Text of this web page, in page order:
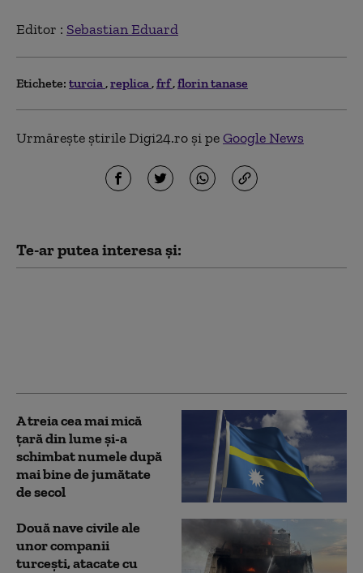
Editor : Sebastian Eduard
Etichete: turcia replica frf florin tanase
Urmărește știrile Digi24.ro și peGoogle News
Te-ar putea interesa și:
A treia cea mai mică
țară din lume și-a
schimbat numele după
mai bine de jumătate
de secol
Două nave civile ale
unor companii
turcești, atacate cu